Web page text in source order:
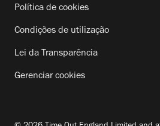
Política de cookies
Condições de utilização
Lei da Transparência
Gerenciar cookies